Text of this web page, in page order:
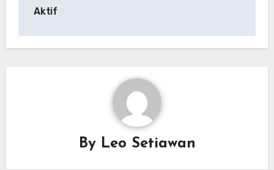
Aktif
By Leo Setiawan